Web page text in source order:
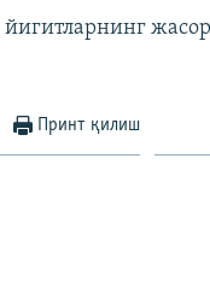
Принт қилиш